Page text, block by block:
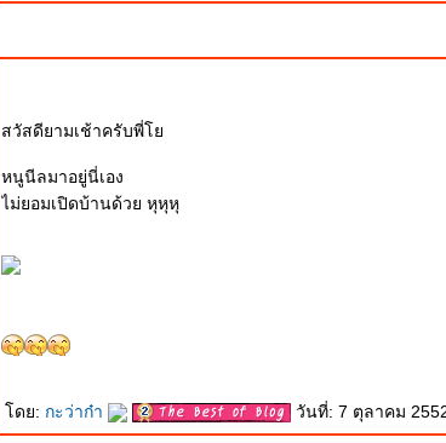
สวัสดียามเช้าครับพี่
หนูนีลมาอยู่นี่เอง
ไม่ยอมเปิดบ้านด้วย หุหุหุ
ดย: กะว่าก๋า วันที่: 7 ตุลาคม